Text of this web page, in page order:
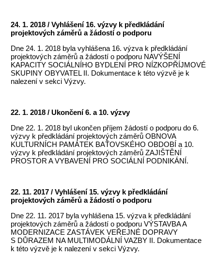
24. 1. 2018 / Vyhlášení 16. výzvy k předkládání
projektových záměrů a žádostí o podporu
Dne 24. 1. 2018 byla vyhlášena 16. výzva k předkládání
projektových záměrů a žádostí o podporu NAVÝŠENÍ
KAPACITY SOCIÁLNÍHO BYDLENÍ PRO NÍZKOPŘÍJMOVÉ
SKUPINY OBYVATEL II. Dokumentace k této výzvě je k
nalezení v sekci Výzvy.
22. 1. 2018 / Ukončení 6. a 10. výzvy
Dne 22. 1. 2018 byl ukončen příjem žádostí o podporu do 6.
výzvy k předkládání projektových záměrů OBNOVA
KULTURNÍCH PAMÁTEK BAŤOVSKÉHO OBDOBÍ a 10.
výzvy k předkládání projektových záměrů ZAJIŠTĚNÍ
PROSTOR A VYBAVENÍ PRO SOCIÁLNÍ PODNIKÁNÍ.
22. 11. 2017 / Vyhlášení 15. výzvy k předkládání
projektových záměrů a žádostí o podporu
Dne 22. 11. 2017 byla vyhlášena 15. výzva k předkládání
projektových záměrů a žádostí o podporu VÝSTAVBA A
MODERNIZACE ZASTÁVEK VEŘEJNÉ DOPRAVY
S DŮRAZEM NA MULTIMODÁLNÍ VAZBY II. Dokumentace
k této výzvě je k nalezení v sekci Výzvy.